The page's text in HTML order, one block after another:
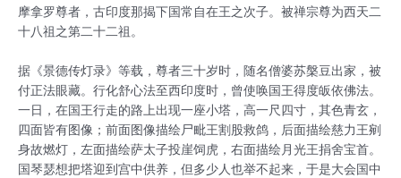
摩拿罗尊者，古印度那揭下国常自在王之次子。被禅宗尊为西天二
十八祖之第二十二祖。
据《景德传灯录》等载，尊者三十岁时，随名僧婆苏槃豆出家，被
付正法眼藏。行化舒心法至西印度时，曾使唤国王得度皈依佛法。
一日，在国王行走的路上出现一座小塔，高一尺四寸，其色青玄，
四面皆有图像；前面图像描绘尸毗王割股救鸽，后面描绘慈力王剜
身故燃灯，左面描绘萨太子投崖饲虎，右面描绘月光王捐舍宝首。
国琴瑟想把塔迎到宫中供养，但多少人也举不起来，于是大会国中